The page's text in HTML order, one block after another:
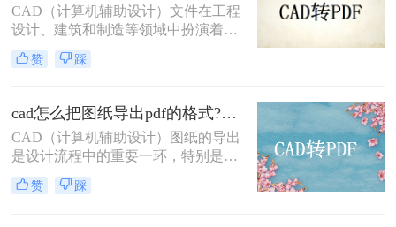
了标准流程。PDF文件能完美保留图
纸的矢量信息、图层、比例和布局，
开。那么cad怎么把图纸导出pdf的格
CAD（计算机辅助设计）文件在工程
设计、建筑和制造等领域中扮演着至
关重要的角色。然而，有时需要将
CAD文件转换为PDF格式以便于共
pdf格式的文件呢？本文将介绍两种将
CAD转换为PDF的方法。
赞 踩
cad怎么把图纸导出pdf的格式?了解下这二种转换方法！
CAD（计算机辅助设计）图纸的导出
是设计流程中的重要一环，特别是在
需要将设计成果与他人共享或进行打
印时，PDF格式因其跨平台兼容性和
赞 踩